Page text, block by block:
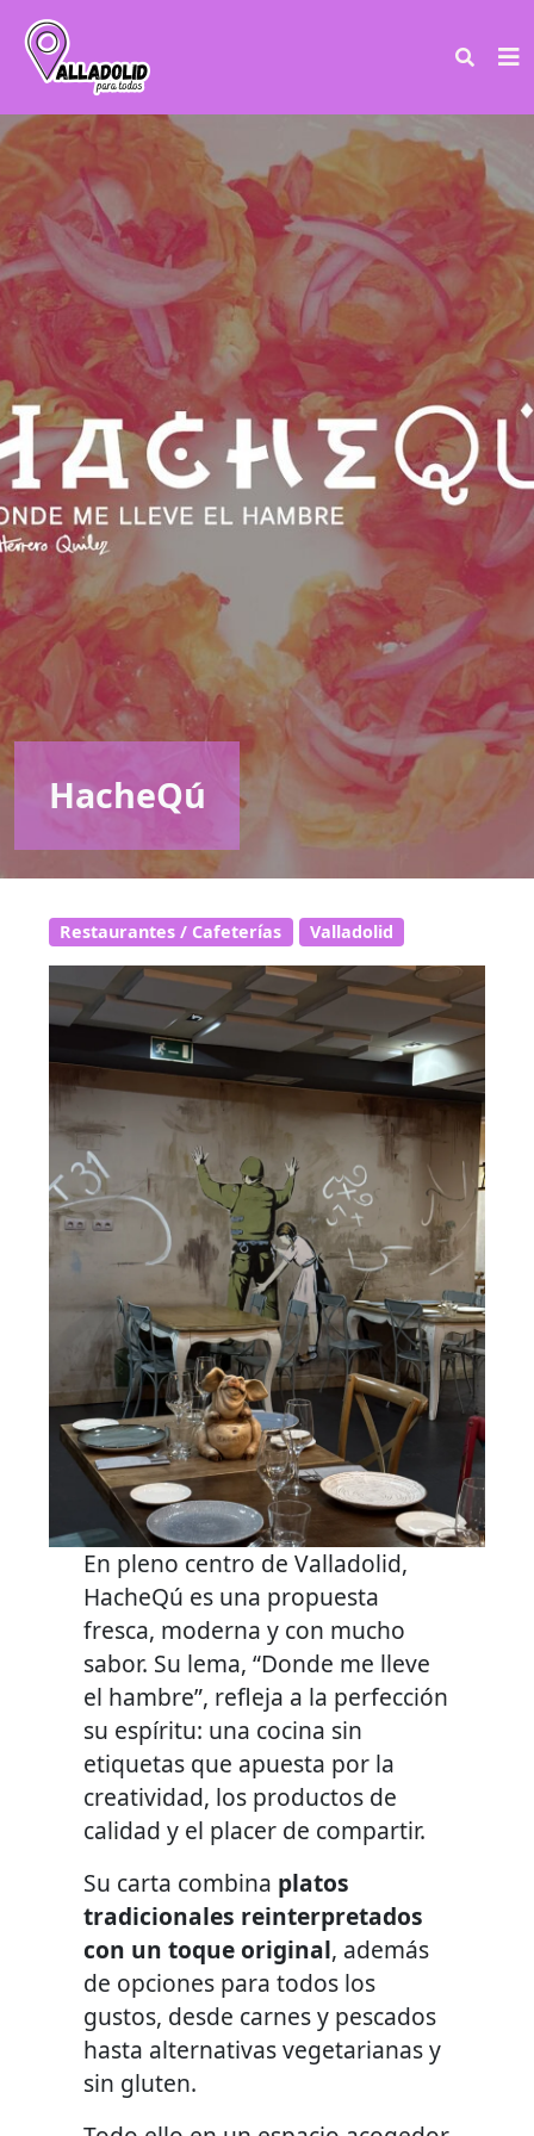
HacheQú
Restaurantes / Cafeterías Valladolid
En pleno centro de Valladolid,
HacheQú es una propuesta
fresca, moderna y con mucho
sabor. Su lema, “Donde me lleve
el hambre”, refleja a la perfección
su espíritu: una cocina sin
etiquetas que apuesta por la
creatividad, los productos de
calidad y el placer de compartir.
Su carta combina platos
tradicionales reinterpretados
con un toque original, además
de opciones para todos los
gustos, desde carnes y pescados
hasta alternativas vegetarianas y
sin gluten.